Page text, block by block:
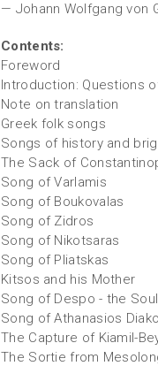
— Johann Wolfgang von
Contents:
Foreword
Introduction: Questions
Note on translation
Greek folk songs
Songs of history and
The Sack of
Song of Varlamis
Song of Boukovalas
Song of Zidros
Song of Nikotsaras
Song of Pliatskas
Kitsos and his Mother
Song of Despo - the
Song of Athanasios
The Capture of Kiamil-
The Sortie from